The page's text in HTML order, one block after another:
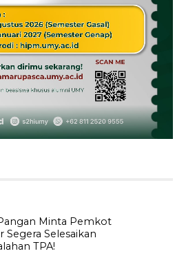
Minta Pemkot
Segera Selesaikan
TPA!